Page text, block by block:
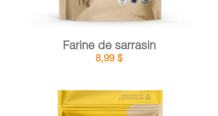
Farine de sarrasin
8,99 $